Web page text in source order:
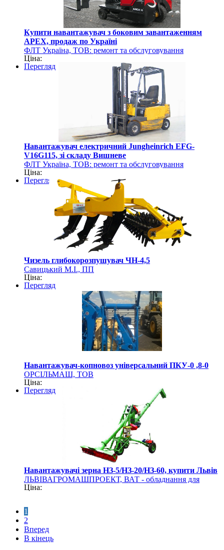
Купити навантажувач з боковим завантаженням
AРЕХ, продаж по Україні
ФЛТ Україна, ТОВ: ремонт та обслуговування
навантажувально-розвантажувальної техніки
Ціна:
Перегляд
Навантажувач електричний Jungheinrich EFG-
V16G115, зі складу Вишневе
ФЛТ Україна, ТОВ: ремонт та обслуговування
навантажувально-розвантажувальної техніки
Ціна:
Перегляд
Чизель глибокорозпушувач ЧН-4,5
Савицький М.І., ПП
Ціна:
Перегляд
Навантажувач-копновоз універсальний ПКУ-0 ,8-0
ОРСІЛЬМАШ, ТОВ
Ціна:
Перегляд
Навантажувачі зерна НЗ-5/НЗ-20/НЗ-60, купити Львів
ЛЬВІВАГРОМАШПРОЕКТ, ВАТ - обладнання для
захисту рослин
Ціна:
1
2
Вперед
В кінець